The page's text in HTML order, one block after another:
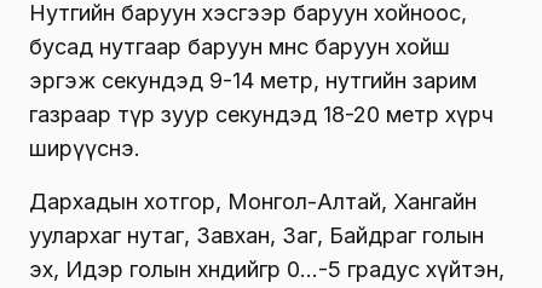
Нутгийн баруун хэсгээр баруун хойноос,
бусад нутгаар баруун өмнөөс баруун хойш
эргэж секундэд 9-14 метр, нутгийн зарим
газраар түр зуур секундэд 18-20 метр хүрч
ширүүснэ.
Дархадын хотгор, Монгол-Алтай, Хангайн
уулархаг нутаг, Завхан, Заг, Байдраг голын
эх, Идэр голын хөндийгөөр 0…-5 градус хүйтэн,